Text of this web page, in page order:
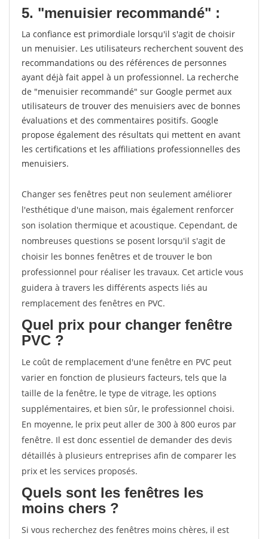
5. "menuisier recommandé" :
La confiance est primordiale lorsqu'il s'agit de choisir
un menuisier. Les utilisateurs recherchent souvent des
recommandations ou des références de personnes
ayant déjà fait appel à un professionnel. La recherche
de "menuisier recommandé" sur Google permet aux
utilisateurs de trouver des menuisiers avec de bonnes
évaluations et des commentaires positifs. Google
propose également des résultats qui mettent en avant
les certifications et les affiliations professionnelles des
menuisiers.
Changer ses fenêtres peut non seulement améliorer
l'esthétique d'une maison, mais également renforcer
son isolation thermique et acoustique. Cependant, de
nombreuses questions se posent lorsqu'il s'agit de
choisir les bonnes fenêtres et de trouver le bon
professionnel pour réaliser les travaux. Cet article vous
guidera à travers les différents aspects liés au
remplacement des fenêtres en PVC.
Quel prix pour changer fenêtre
PVC ?
Le coût de remplacement d'une fenêtre en PVC peut
varier en fonction de plusieurs facteurs, tels que la
taille de la fenêtre, le type de vitrage, les options
supplémentaires, et bien sûr, le professionnel choisi.
En moyenne, le prix peut aller de 300 à 800 euros par
fenêtre. Il est donc essentiel de demander des devis
détaillés à plusieurs entreprises afin de comparer les
prix et les services proposés.
Quels sont les fenêtres les
moins chers ?
Si vous recherchez des fenêtres moins chères, il est